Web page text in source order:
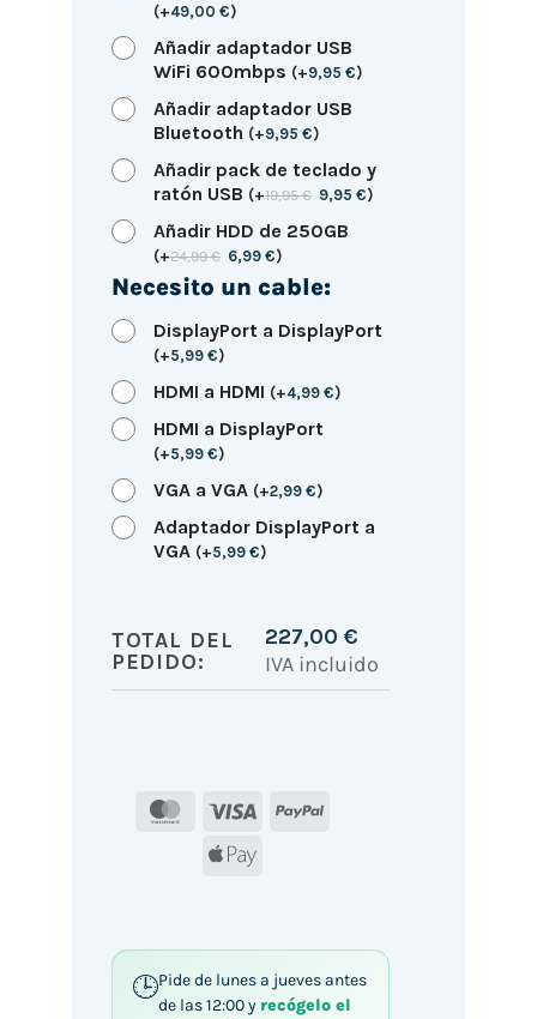
(+49,00 €)
Añadir adaptador USB
WiFi 600mbps (+9,95 €)
Añadir adaptador USB
Bluetooth (+9,95 €)
Añadir pack de teclado y
ratón USB (+19,95€ 9,95€)
Añadir HDD de 250GB
(+24,99€ 6,99€)
Necesito un cable:
DisplayPort a DisplayPort
(+5,99 €)
HDMI a HDMI (+4,99 €)
HDMI a DisplayPort
(+5,99 €)
VGA a VGA (+2,99 €)
Adaptador DisplayPort a
VGA (+5,99 €)
TOTAL DEL
PEDIDO:
227,00 €
IVA incluido
MasterCard
Visa
PayPal
Apple
Pide de lunes a jueves antes
de las 12:00 y recógelo el